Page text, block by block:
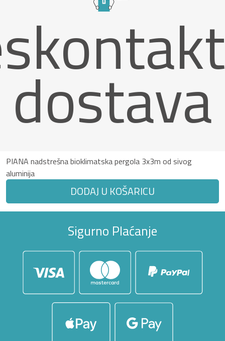
dostava
PIANA nadstrešna bioklimatska pergola 3x3m od sivog
aluminija
DODAJ U KOŠARICU
Sigurno Plaćanje